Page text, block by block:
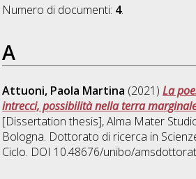
Numero di documenti: 4.
A
Attuoni, Paola Martina (2021)La
intrecci, possibilità nella terra
[Dissertation thesis], Alma Mater
Bologna. Dottorato di ricerca in
Ciclo. DOI 10.48676/unibo/